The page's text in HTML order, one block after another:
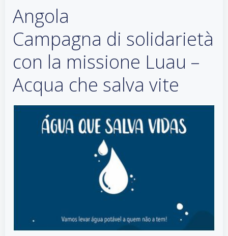
Angola
Campagna di solidarietà
con la missione Luau –
Acqua che salva vite